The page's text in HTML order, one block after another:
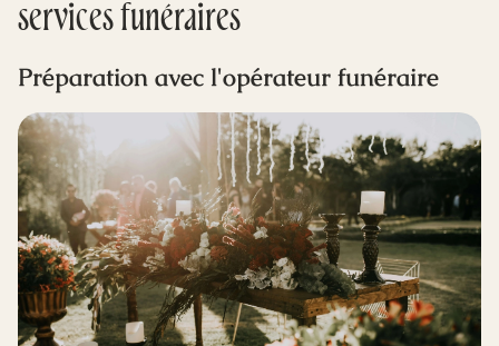
services funéraires
Préparation avec l'opérateur funéraire